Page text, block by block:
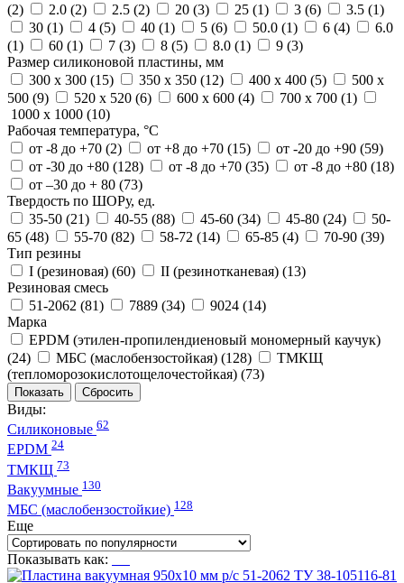
(2) 2.0 (2) 2.5 (2) 20 (3) 25 (1) 3 (6) 3.5 (1)
30 (1) 4 (5) 40 (1) 5 (6) 50.0 (1) 6 (4)
6.0
(1) 60 (1) 7 (3) 8 (5) 8.0 (1) 9 (3)
Размер силиконовой пластины, мм
300 х 300 (15) 350 х 350 (12) 400 х 400 (5)
500 х
500 (9) 520 х 520 (6) 600 х 600 (4) 700 х 700 (1)
1000 х 1000 (10)
Рабочая температура, °C
от -8 до +70 (2) от +8 до +70 (15) от -20 до +90 (59)
от -30 до +80 (128) от -8 до +70 (35) от -8 до +80 (18)
от –30 до + 80 (73)
Твердость по ШОРу, ед.
35-50 (21) 40-55 (88) 45-60 (34) 45-80 (24)
50-
65 (48) 55-70 (82) 58-72 (14) 65-85 (4) 70-90 (39)
Тип резины
I (резиновая) (60) II (резинотканевая) (13)
Резиновая смесь
51-2062 (81) 7889 (34) 9024 (14)
Марка
EPDM (этилен-пропилендиеновый мономерный каучук)
(24) МБС (маслобензостойкая) (128)
ТМКЩ
(тепломорозокислотощелочестойкая) (73)
Виды:
Силиконовые 62
EPDM 24
ТМКЩ 73
Вакуумные 130
МБС (маслобензостойкие) 128
Еще
Показывать как: